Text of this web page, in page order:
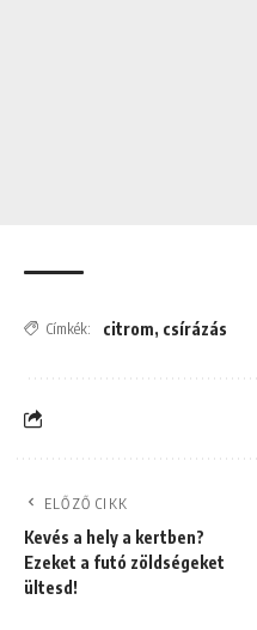
Címkék: citrom, csírázás
ELŐZŐ CIKK
Kevés a hely a kertben?
Ezeket a futó zöldségeket
ültesd!